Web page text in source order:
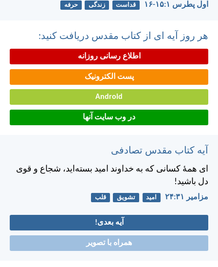
اول پطرس ۱:‏۱۵-‏۱۶ قداست زندگی حرفه
هر روز آیه ای از کتاب مقدس دریافت کنید:
اطلاع رسانی روزانه
پست الکترونیک
Android
در وب سایت آنها
آیه کتاب مقدس تصادفی
ای همهٔ كسانی كه به خداوند اميد بسته‌ايد، شجاع و قوی
دل باشيد!
مزامير ۳۱:‏۲۴ امید تشویق قلب
آیه بعدی!
همراه با تصویر